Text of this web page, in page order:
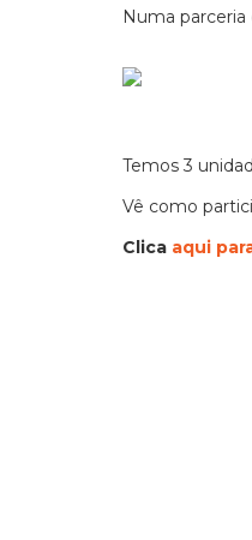
Numa
Temos 3
Vê como
Clica aqui